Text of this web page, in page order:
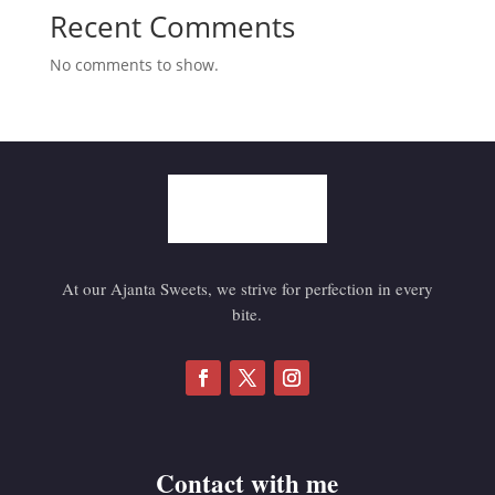
Recent Comments
No comments to show.
At our Ajanta Sweets, we strive for perfection in every
bite.
Contact with me